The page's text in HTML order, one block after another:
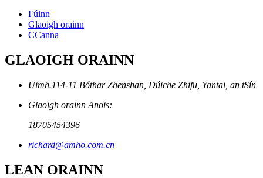
Fúinn
Glaoigh orainn
CCanna
GLAOIGH ORAINN
Uimh.114-11 Bóthar Zhenshan, Dúiche Zhifu, Yantai, an tSín
Glaoigh orainn Anois:
18705454396
richard@amho.com.cn
LEAN ORAINN